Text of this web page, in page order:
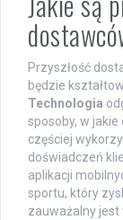
Przyszłość
będzie
Technologia
sposoby, w
częściej
doświadczeń
aplikacji
sportu, który
zauważalny jest